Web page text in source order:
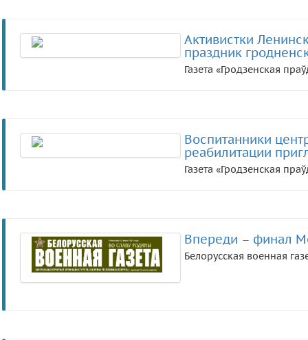
Активистки
праздник
Газета «Гродзенская
Воспитанники
реабилитации
Газета «Гродзенская
Впереди – финал
Белорусская военная